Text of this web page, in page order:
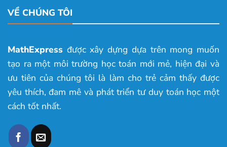
VỀ CHÚNG TÔI
MathExpress được xây dựng dựa trên mong muốn
tạo ra một môi trường học toán mới mẻ, hiện đại và
ưu tiên của chúng tôi là làm cho trẻ cảm thấy được
yêu thích, đam mê và phát triển tư duy toán học một
cách tốt nhất.